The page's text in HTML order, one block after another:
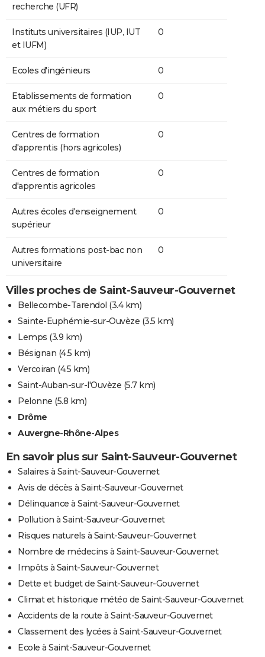
recherche (UFR)
Instituts universitaires (IUP, IUT
et IUFM)
0
Ecoles d'ingénieurs 0
Etablissements de formation
aux métiers du sport
0
Centres de formation
d'apprentis (hors agricoles)
0
Centres de formation
d'apprentis agricoles
0
Autres écoles d'enseignement
supérieur
0
Autres formations post-bac non
universitaire
0
Villes proches de Saint-Sauveur-Gouvernet
Bellecombe-Tarendol (3.4 km)
Sainte-Euphémie-sur-Ouvèze (3.5 km)
Lemps (3.9 km)
Bésignan (4.5 km)
Vercoiran (4.5 km)
Saint-Auban-sur-l'Ouvèze (5.7 km)
Pelonne (5.8 km)
Drôme
Auvergne-Rhône-Alpes
En savoir plus sur Saint-Sauveur-Gouvernet
Salaires à Saint-Sauveur-Gouvernet
Avis de décès à Saint-Sauveur-Gouvernet
Délinquance à Saint-Sauveur-Gouvernet
Pollution à Saint-Sauveur-Gouvernet
Risques naturels à Saint-Sauveur-Gouvernet
Nombre de médecins à Saint-Sauveur-Gouvernet
Impôts à Saint-Sauveur-Gouvernet
Dette et budget de Saint-Sauveur-Gouvernet
Climat et historique météo de Saint-Sauveur-Gouvernet
Accidents de la route à Saint-Sauveur-Gouvernet
Classement des lycées à Saint-Sauveur-Gouvernet
Ecole à Saint-Sauveur-Gouvernet